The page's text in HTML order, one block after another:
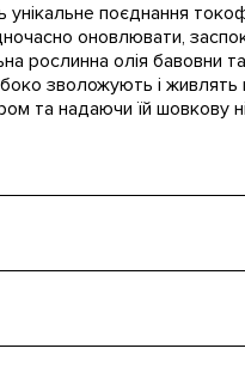
унікальне поєднання
оновлювати,
рослинна олія бавовни
зволожують і живлять
та надаючи їй шовкову